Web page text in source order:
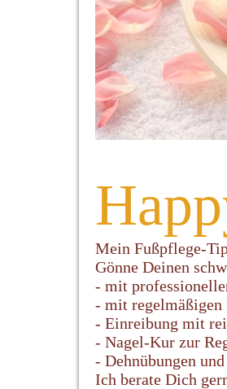
Mein Fußpflege-
Gönne Deinen
- mit
- mit regelmäßigen
- Einreibung mit
- Nagel-Kur zur
- Dehnübungen
Ich berate Dich